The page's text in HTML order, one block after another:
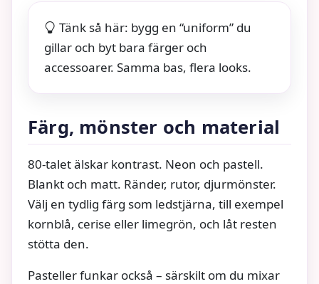
Tänk så här: bygg en “uniform” du
gillar och byt bara färger och
accessoarer. Samma bas, flera looks.
Färg, mönster och material
80-talet älskar kontrast. Neon och pastell.
Blankt och matt. Ränder, rutor, djurmönster.
Välj en tydlig färg som ledstjärna, till exempel
kornblå, cerise eller limegrön, och låt resten
stötta den.
Pasteller funkar också – särskilt om du mixar